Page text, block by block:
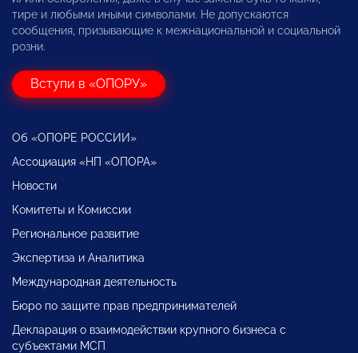
тире и любыми иными символами. Не допускаются
сообщения, призывающие к межнациональной и социальной
розни.
Вступи в «ОПОРУ»
Об «ОПОРЕ РОССИИ»
Ассоциация «НП «ОПОРА»
Новости
Комитеты и Комиссии
Региональное развитие
Экспертиза и Аналитика
Международная деятельность
Бюро по защите прав предпринимателей
Декларация о взаимодействии крупного бизнеса с
субъектами МСП